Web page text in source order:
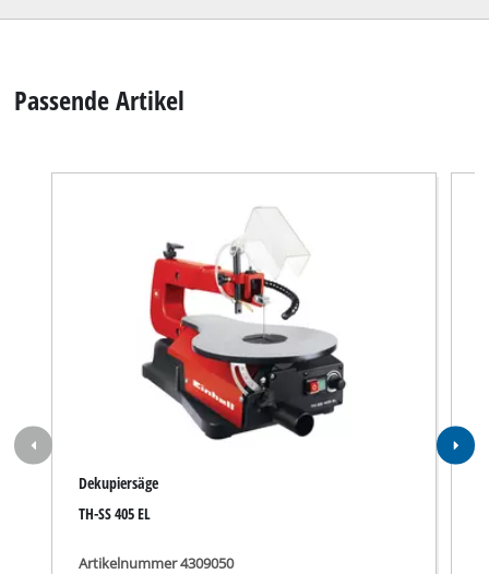
Passende Artikel
Dekupiersäge
TH-SS 405 EL
Artikelnummer 4309050